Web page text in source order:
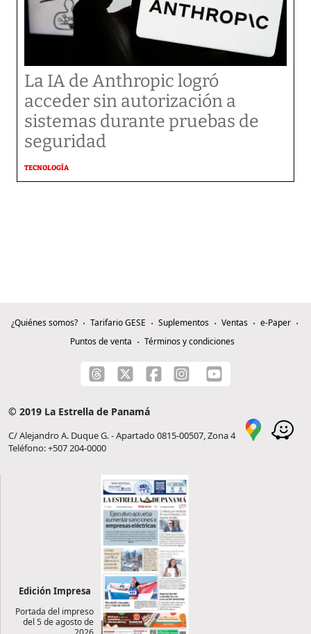
La IA de Anthropic logró
acceder sin autorización a
sistemas durante pruebas de
seguridad
TECNOLOGÍA
¿Quiénes somos? Tarifario GESE Suplementos Ventas
e-Paper
Puntos de venta
Términos y condiciones
© 2019 La Estrella de Panamá
C/ Alejandro A. Duque G. - Apartado 0815-00507, Zona 4
Teléfono: +507 204-0000
Edición Impresa
Portada del impreso
del 5 de agosto de